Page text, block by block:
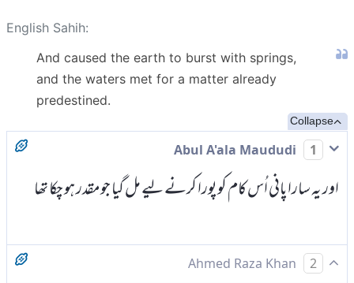
English Sahih:
And caused the earth to burst with springs,
and the waters met for a matter already
predestined.
Collapse
1
اور یہ سارا پانی اُس کام کو پورا کرنے لیے مل گیا جو مقدر ہو چکا تھا
2